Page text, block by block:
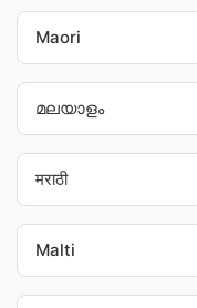
Maori
മലയാളം
मराठी
Malti